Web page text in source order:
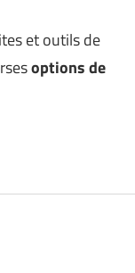
et outils de
options de